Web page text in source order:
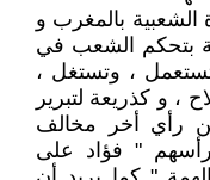
بالمغرب و
بتحكم الشعب في
، وتستغل ،
، و كذريعة لتبرير
عن رأي أخر مخالف
رأسهم " فؤاد على